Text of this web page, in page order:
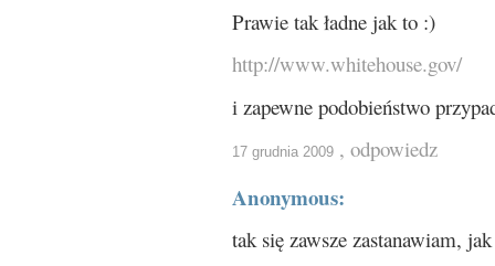
Prawie tak ładne jak to :)
http://www.whitehouse.gov/
i zapewne podobieństwo
17 grudnia 2009 , odpowiedz
Anonymous:
tak się zawsze zastanawiam,